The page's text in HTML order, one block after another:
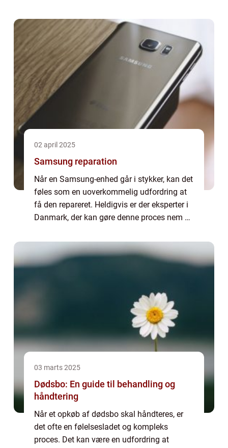
skal anlægge en n...
02 april 2025
Samsung reparation
Når en Samsung-enhed går i stykker, kan det
føles som en uoverkommelig udfordring at
få den repareret. Heldigvis er der eksperter i
Danmark, der kan gøre denne proces nem og
03 marts 2025
Dødsbo: En guide til behandling og
håndtering
Når et opkøb af dødsbo skal håndteres, er
det ofte en følelsesladet og kompleks
proces. Det kan være en udfordring at